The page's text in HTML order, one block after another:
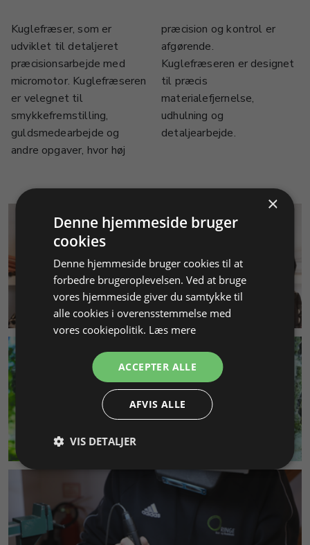
Kuglefræser, som er
udviklet til detaljeret
præcisionsarbejde med
micromotor. Kuglefræseren
er velegnet til
smykkefremstilling,
guldsmedearbejde og
andre opgaver, hvor høj
præcision og kontrol er
afgørende.
Kuglefræseren er designet
til præcis
materialefjernelse,
udhulning og
detaljearbejde.
KUNDESERVICE
MILJØ & BÆREDYGTIGHED
×
Denne hjemmeside bruger
cookies
Denne hjemmeside bruger cookies til at
forbedre brugeroplevelsen. Ved at bruge
vores hjemmeside giver du samtykke til
alle cookies i overensstemmelse med
vores cookiepolitik. Læs mere
ACCEPTER ALLE
AFVIS ALLE
VIS DETALJER